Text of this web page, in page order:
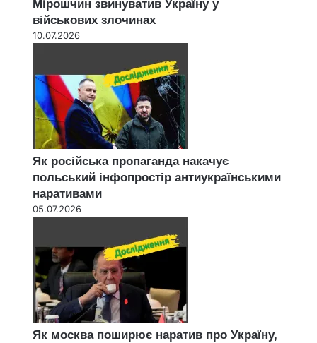
Мірошчин звинуватив Україну у
військових злочинах
10.07.2026
Як російська пропаганда накачує
польський інфопростір антиукраїнськими
наративами
05.07.2026
Як москва поширює наратив про Україну,